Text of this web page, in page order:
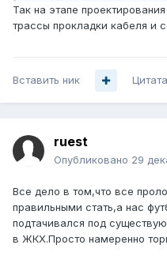
Так на этапе
трассы прокладки кабеля и
Вставить ник Цитата
ruest
Опубликовано 29
Все дело в том,что все
правильными стать,а нас
подтачивался под
в ЖКХ.Просто намеренно